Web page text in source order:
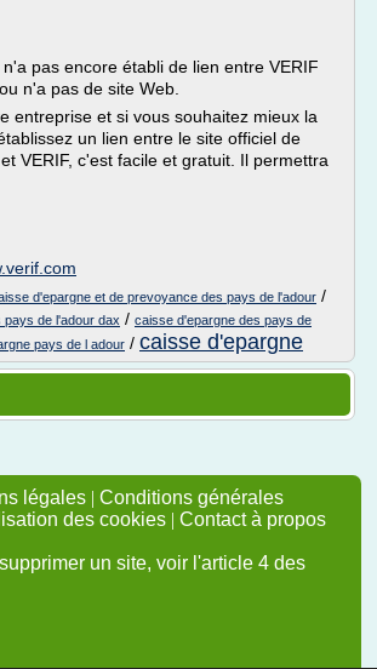
pas encore établi de lien entre VERIF
n'a pas de site Web.
entreprise et si vous souhaitez mieux la
un lien entre le site officiel de
VERIF, c'est facile et gratuit. Il permettra
d'epargne et de prevoyance des pays de l'adour /
de l'adour dax / caisse d'epargne des pays de
pays de l adour / caisse d'epargne
légales | Conditions générales
des cookies | Contact à propos
un site, voir l'article 4 des